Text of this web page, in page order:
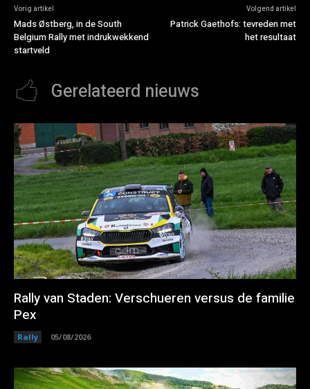
Vorig artikel
Mads Østberg, in de South
Belgium Rally met indrukwekkend
startveld
Volgend artikel
Patrick Gaethofs: tevreden met
het resultaat
Gerelateerd nieuws
Rally van Staden: Verschueren versus de familie
Pex
Rally 05/08/2026